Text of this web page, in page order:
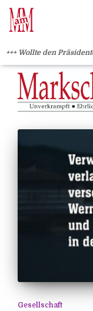
+++ Wollte den
Gesellschaft